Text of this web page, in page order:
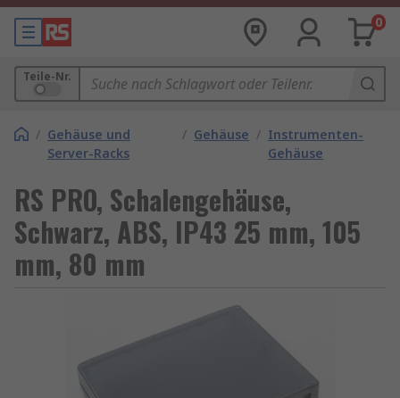
0
Teile-Nr.
/ Gehäuse und
Server-Racks
/ Gehäuse / Instrumenten-
Gehäuse
RS PRO, Schalengehäuse,
Schwarz, ABS, IP43 25 mm, 105
mm, 80 mm